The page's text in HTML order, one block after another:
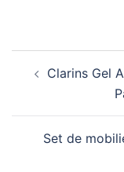
Clarins Gel
Set de